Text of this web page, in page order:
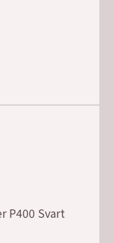
P400 Svart